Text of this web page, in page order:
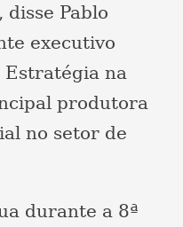
Pablo
executivo
na
produtora
no setor de
durante a 8ª